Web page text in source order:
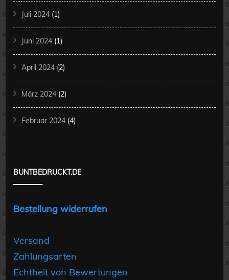
Juli 2024 (1)
Juni 2024 (1)
April 2024 (2)
März 2024 (2)
Februar 2024 (4)
BUNTBEDRUCKT.DE
Bestellung widerrufen
Versand
Zahlungsarten
Echtheit von Bewertungen